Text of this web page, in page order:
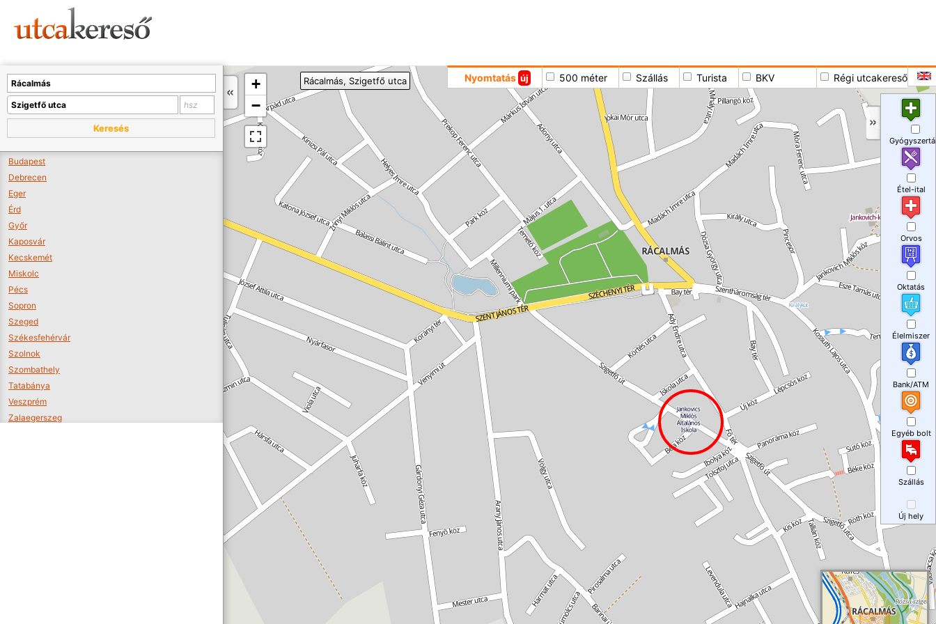
+
−
Nyomtatás új 500 méter Szállás Turista BKV Régi utcakereső
Rácalmás, Szigetfő utca
Keresés
Budapest
Debrecen
Eger
Érd
Győr
Kaposvár
Kecskemét
Miskolc
Pécs
Sopron
Szeged
Székesfehérvár
Szolnok
Szombathely
Tatabánya
Veszprém
Zalaegerszeg
Étel-ital
Orvos
Oktatás
Élelmiszer
Bank/ATM
Egyéb bolt
Szállás
Új hely
A térképet kicsinyíteni kell, hogy látszódjanak a boltok.
Boltok látszódjanak >>